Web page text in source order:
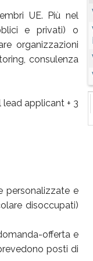
UE. Più nel
e privati) o
organizzazioni
consulenza
applicant + 3
personalizzate e
disoccupati)
offerta e
posti di